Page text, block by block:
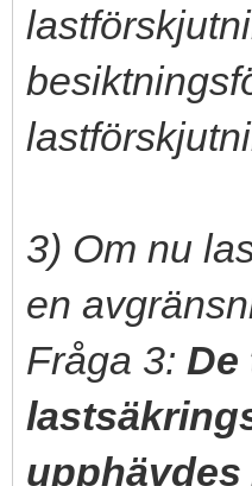
3) Om nu
en
Fråga 3: De
upphävdes